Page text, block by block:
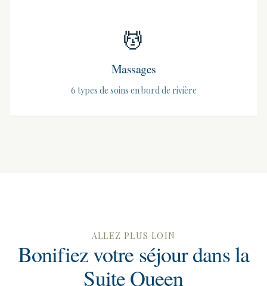
💆
Massages
6 types de soins en bord de rivière
ALLEZ PLUS LOIN
Bonifiez votre séjour dans la
Suite Queen